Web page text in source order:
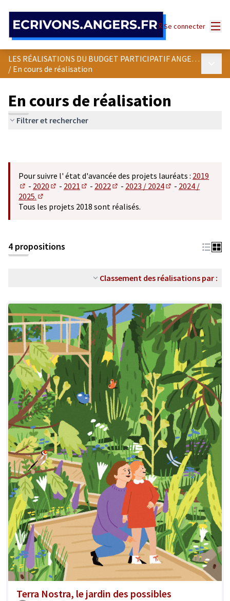
Se connecter
LES RÉALISATIONS DU BUDGET PARTICIPATIF ANGEVIN
/ En cours de réalisation
En cours de réalisation
Filtrer et rechercher
Pour suivre l' état d'avancée des projets lauréats : 2019
(S'ouvre dans un nouvel onglet)
- 2020
(S'ouvre dans un nouvel onglet)
- 2021
(S'ouvre dans un nouvel onglet)
- 2022
(S'ouvre dans un nouvel onglet)
- 2023 / 2024
(S'ouvre dans un
- 2024 /
2025.
(S'ouvre dans un nouvel onglet)
Tous les projets 2018 sont réalisés.
4 propositions
Classement des réalisations par :
Terra Nostra, le jardin des possibles